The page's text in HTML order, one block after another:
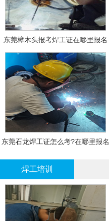
东莞樟木头报考焊工证在哪里报名
东莞石龙焊工证怎么考?在哪里报名
焊工培训